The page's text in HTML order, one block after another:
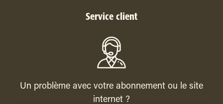
Service client
Un problème avec votre abonnement ou le site
internet ?